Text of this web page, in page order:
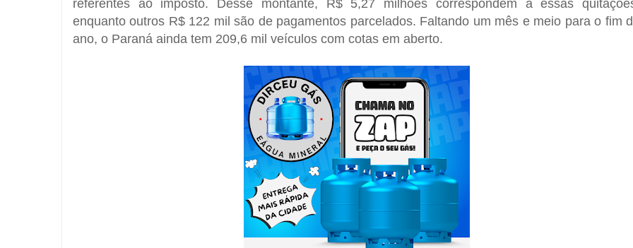
referentes ao imposto. Desse montante, R$ 5,27 milhões correspondem a essas
enquanto outros R$ 122 mil são de pagamentos parcelados. Faltando um mês e meio para o fim
ano, o Paraná ainda tem 209,6 mil veículos com cotas em aberto.